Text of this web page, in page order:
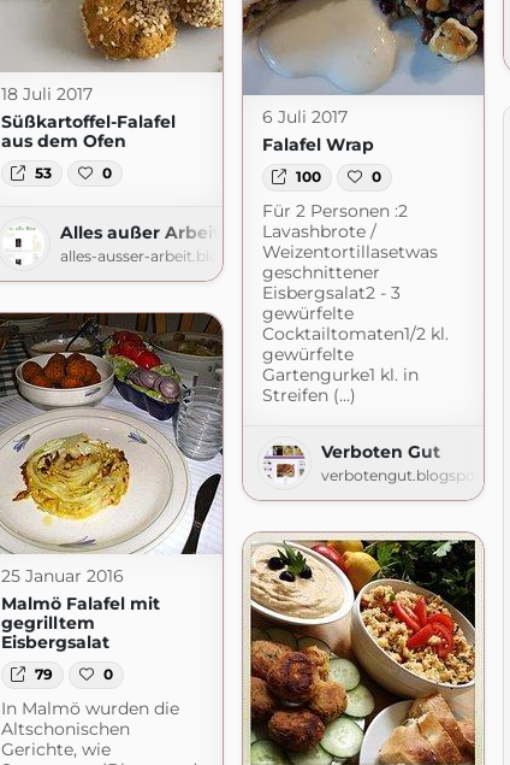
18 Juli 2017
Süßkartoffel-Falafel
aus dem Ofen
53 0
Alles außer Arbeit
alles-ausser-arbeit.blogspot.com
6 Juli 2017
Falafel Wrap
100 0
Für 2 Personen :2
Lavashbrote /
Weizentortillasetwas
geschnittener
Eisbergsalat2 - 3
gewürfelte
Cocktailtomaten1/2 kl.
gewürfelte
Gartengurke1 kl. in
Streifen (...)
Verboten Gut
verbotengut.blogspot.com
25 Januar 2016
Malmö Falafel mit
gegrilltem
Eisbergsalat
79 0
In Malmö wurden die
Altschonischen
Gerichte, wie